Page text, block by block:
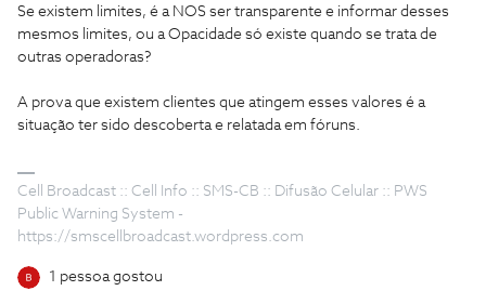
Se existem limites, é a NOS ser transparente e informar desses
mesmos limites, ou a Opacidade só existe quando se trata de
outras operadoras?
A prova que existem clientes que atingem esses valores é a
situação ter sido descoberta e relatada em fóruns.
Cell Broadcast :: Cell Info :: SMS-CB :: Difusão Celular :: PWS
Public Warning System -
https://smscellbroadcast.wordpress.com
1 pessoa gostou